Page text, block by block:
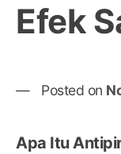
Efek
Posted on
Apa Itu